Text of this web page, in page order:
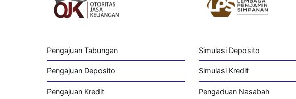
Pengajuan Tabungan
Pengajuan Deposito
Pengajuan Kredit
Simulasi Deposito
Simulasi Kredit
Pengaduan Nasabah